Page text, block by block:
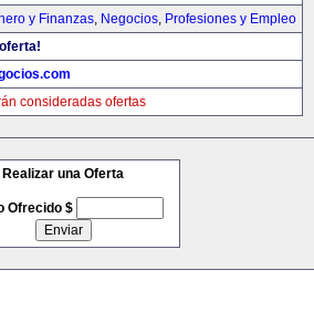
y Finanzas, Negocios, Profesiones y Empleo
consideradas ofertas
Realizar una Oferta
Ofrecido $